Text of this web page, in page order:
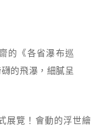
的《各省瀑布巡
的飛瀑，細膩呈